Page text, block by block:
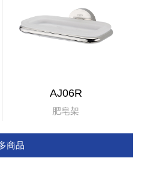
AJ06R
肥皂架
商品